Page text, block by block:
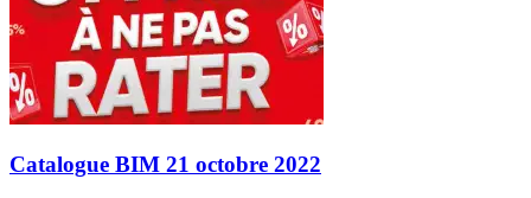
Catalogue BIM 21 octobre 2022